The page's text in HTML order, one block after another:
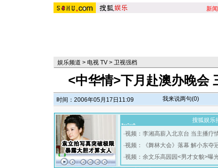
新闻
娱乐频道 > 电视 TV > 卫视强档
<中华情>下月赴澳办晚会
时间：2006年05月17日11:09 我来说两句(0)
搜狐娱乐
·视频：李湘高薪入北京台 当主播疗
·视频：《舞林大会》落幕 解小东夺
·视频：余文乐高园园<男才女貌>曝